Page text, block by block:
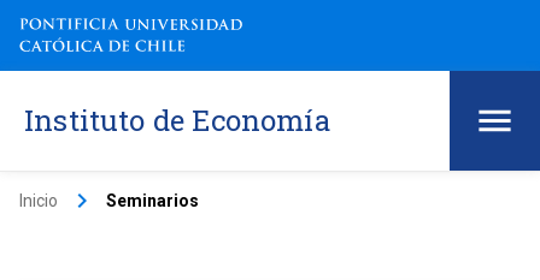
Instituto de Economía
Inicio keyboard_arrow_right Seminarios